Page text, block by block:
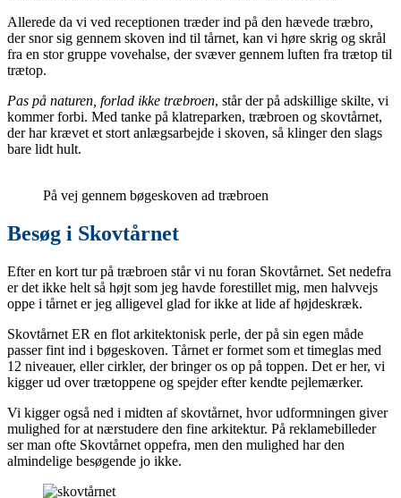
Allerede da vi ved receptionen træder ind på den hævede træbro,
der snor sig gennem skoven ind til tårnet, kan vi høre skrig og skrål
fra en stor gruppe vovehalse, der svæver gennem luften fra trætop til
trætop.
Pas på naturen, forlad ikke træbroen, står der på adskillige skilte, vi
kommer forbi. Med tanke på klatreparken, træbroen og skovtårnet,
der har krævet et stort anlægsarbejde i skoven, så klinger den slags
bare lidt hult.
På vej gennem bøgeskoven ad træbroen
Besøg i Skovtårnet
Efter en kort tur på træbroen står vi nu foran Skovtårnet. Set nedefra
er det ikke helt så højt som jeg havde forestillet mig, men halvvejs
oppe i tårnet er jeg alligevel glad for ikke at lide af højdeskræk.
Skovtårnet ER en flot arkitektonisk perle, der på sin egen måde
passer fint ind i bøgeskoven. Tårnet er formet som et timeglas med
12 niveauer, eller cirkler, der bringer os op på toppen. Det er her, vi
kigger ud over trætoppene og spejder efter kendte pejlemærker.
Vi kigger også ned i midten af skovtårnet, hvor udformningen giver
mulighed for at nærstudere den fine arkitektur. På reklamebilleder
ser man ofte Skovtårnet oppefra, men den mulighed har den
almindelige besøgende jo ikke.